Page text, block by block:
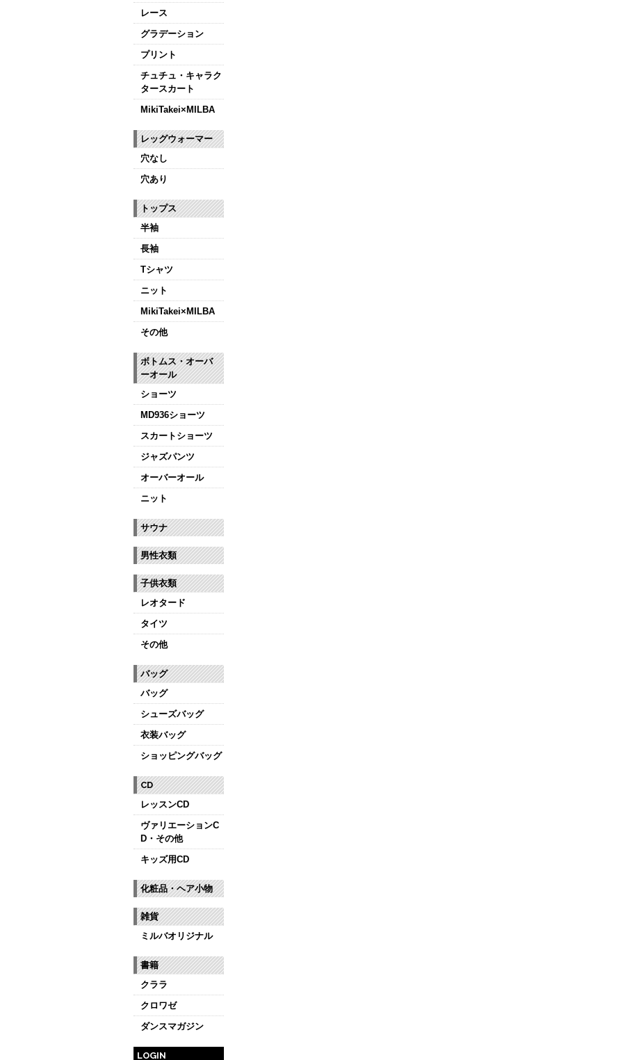
レース
グラデーション
プリント
チュチュ・キャラク
タースカート
MikiTakei×MILBA
レッグウォーマー
穴なし
穴あり
トップス
半袖
長袖
Tシャツ
ニット
MikiTakei×MILBA
その他
ボトムス・オーバ
ーオール
ショーツ
MD936ショーツ
スカートショーツ
ジャズパンツ
オーバーオール
ニット
サウナ
男性衣類
子供衣類
レオタード
タイツ
その他
バッグ
バッグ
シューズバッグ
衣装バッグ
ショッピングバッグ
CD
レッスンCD
ヴァリエーションC
D・その他
キッズ用CD
化粧品・ヘア小物
雑貨
ミルバオリジナル
書籍
クララ
クロワゼ
ダンスマガジン
LOGIN